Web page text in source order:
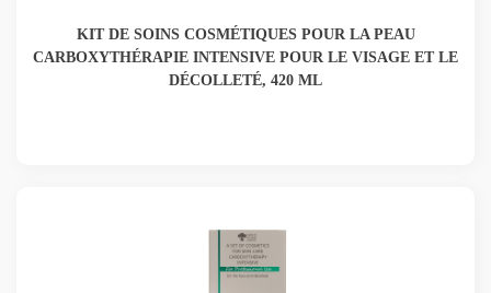
KIT DE SOINS COSMÉTIQUES POUR LA PEAU
CARBOXYTHÉRAPIE INTENSIVE POUR LE VISAGE ET LE
DÉCOLLETÉ, 420 ML